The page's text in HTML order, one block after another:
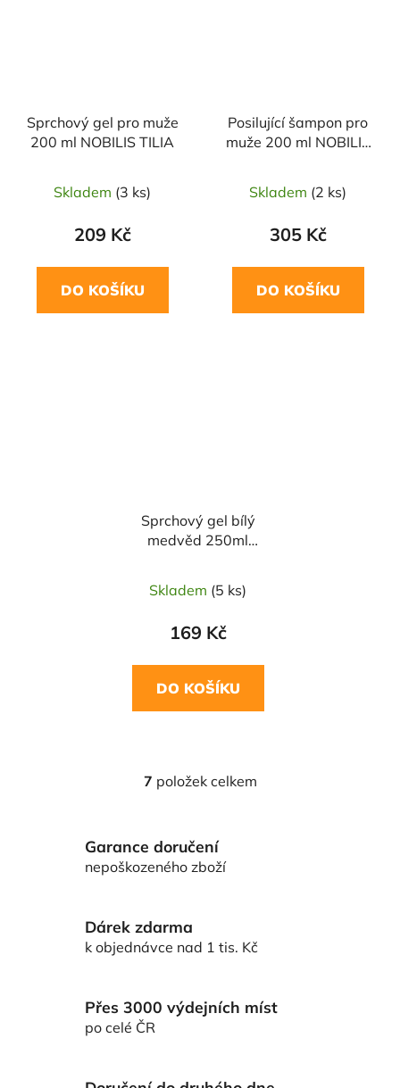
Sprchový gel pro muže
200 ml NOBILIS TILIA
Skladem (3 ks)
209 Kč
DO KOŠÍKU
Posilující šampon pro
muže 200 ml NOBILIS
Skladem (2 ks)
305 Kč
DO KOŠÍKU
Sprchový gel bílý
medvěd 250ml
Skladem (5 ks)
169 Kč
DO KOŠÍKU
O
á
d
p
k
7 položek celkem
Garance doručení
nepoškozeného zboží
Dárek zdarma
k objednávce nad 1 tis. Kč
Přes 3000 výdejních míst
po celé ČR